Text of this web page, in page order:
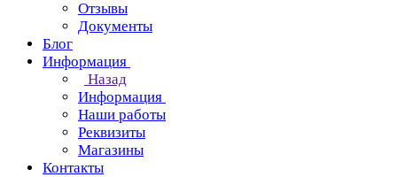
Отзывы
Документы
Блог
Информация
Назад
Информация
Наши работы
Реквизиты
Магазины
Контакты